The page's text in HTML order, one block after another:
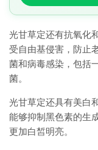
光甘草定还有抗氧化
受自由基侵害，防止
菌和病毒感染，包括
菌。
光甘草定还具有美白
能够抑制黑色素的生
更加白皙明亮。